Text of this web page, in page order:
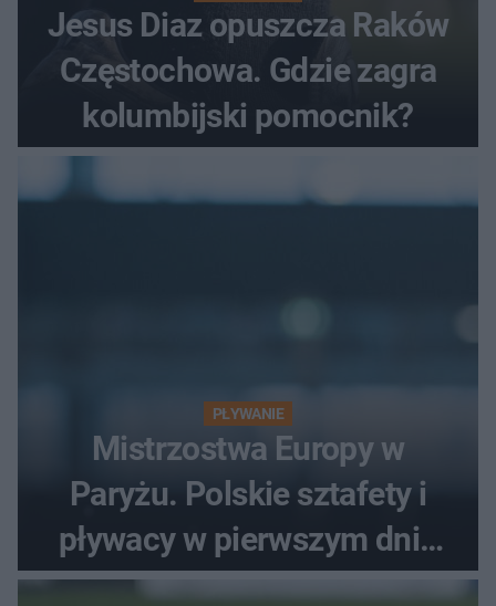
Jesus Diaz opuszcza Raków
Częstochowa. Gdzie zagra
kolumbijski pomocnik?
PŁYWANIE
Mistrzostwa Europy w
Paryżu. Polskie sztafety i
pływacy w pierwszym dniu
finałów